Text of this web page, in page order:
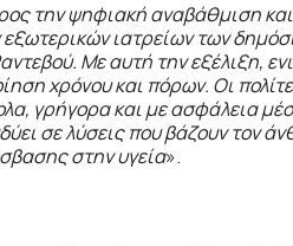
την ψηφιακή αναβάθμιση
ιατρείων των
Με αυτή την εξέλιξη,
χρόνου και πόρων. Οι
γρήγορα και με ασφάλεια
σε λύσεις που βάζουν τον
στην υγεία».